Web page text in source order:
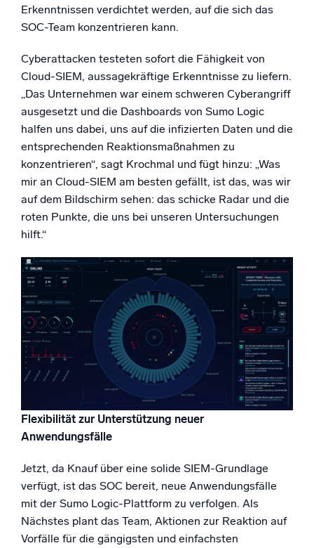
Erkenntnissen verdichtet werden, auf die sich das
SOC-Team konzentrieren kann.
Cyberattacken testeten sofort die Fähigkeit von
Cloud-SIEM, aussagekräftige Erkenntnisse zu liefern.
„Das Unternehmen war einem schweren Cyberangriff
ausgesetzt und die Dashboards von Sumo Logic
halfen uns dabei, uns auf die infizierten Daten und die
entsprechenden Reaktionsmaßnahmen zu
konzentrieren“, sagt Krochmal und fügt hinzu: „Was
mir an Cloud-SIEM am besten gefällt, ist das, was wir
auf dem Bildschirm sehen: das schicke Radar und die
roten Punkte, die uns bei unseren Untersuchungen
hilft.“
Flexibilität zur Unterstützung neuer
Anwendungsfälle
Jetzt, da Knauf über eine solide SIEM-Grundlage
verfügt, ist das SOC bereit, neue Anwendungsfälle
mit der Sumo Logic-Plattform zu verfolgen. Als
Nächstes plant das Team, Aktionen zur Reaktion auf
Vorfälle für die gängigsten und einfachsten